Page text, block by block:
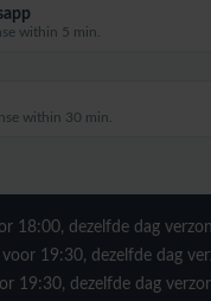
within 5 min.
within 30 min.
18:00, dezelfde dag
voor 19:30, dezelfde dag
19:30, dezelfde dag